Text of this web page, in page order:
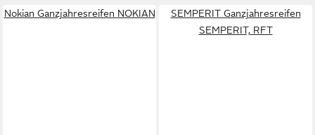
Nokian Ganzjahresreifen NOKIAN
SEMPERIT Ganzjahresreifen
SEMPERIT, RFT